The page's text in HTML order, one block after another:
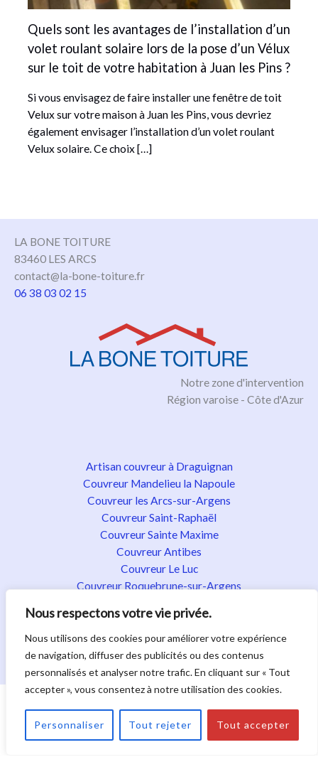
Nous respectons votre vie privée.
Nous utilisons des cookies pour améliorer votre expérience
de navigation, diffuser des publicités ou des contenus
personnalisés et analyser notre trafic. En cliquant sur « Tout
accepter », vous consentez à notre utilisation des cookies.
Personnaliser Tout rejeter Tout accepter
Quels sont les avantages de l’installation d’un
volet roulant solaire lors de la pose d’un Vélux
sur le toit de votre habitation à Juan les Pins ?
Si vous envisagez de faire installer une fenêtre de toit
Velux sur votre maison à Juan les Pins, vous devriez
également envisager l’installation d’un volet roulant
Velux solaire. Ce choix […]
LA BONE TOITURE
83460 LES ARCS
contact@la-bone-toiture.fr
06 38 03 02 15
Notre zone d'intervention
Région varoise - Côte d'Azur
Artisan couvreur à Draguignan
Couvreur Mandelieu la Napoule
Couvreur les Arcs-sur-Argens
Couvreur Saint-Raphaël
Couvreur Sainte Maxime
Couvreur Antibes
Couvreur Le Luc
Couvreur Roquebrune-sur-Argens
Couvreur Fayence
Couvreur Flayosc
Couvreur Golfe de Saint-Tropez
site |Nos activités